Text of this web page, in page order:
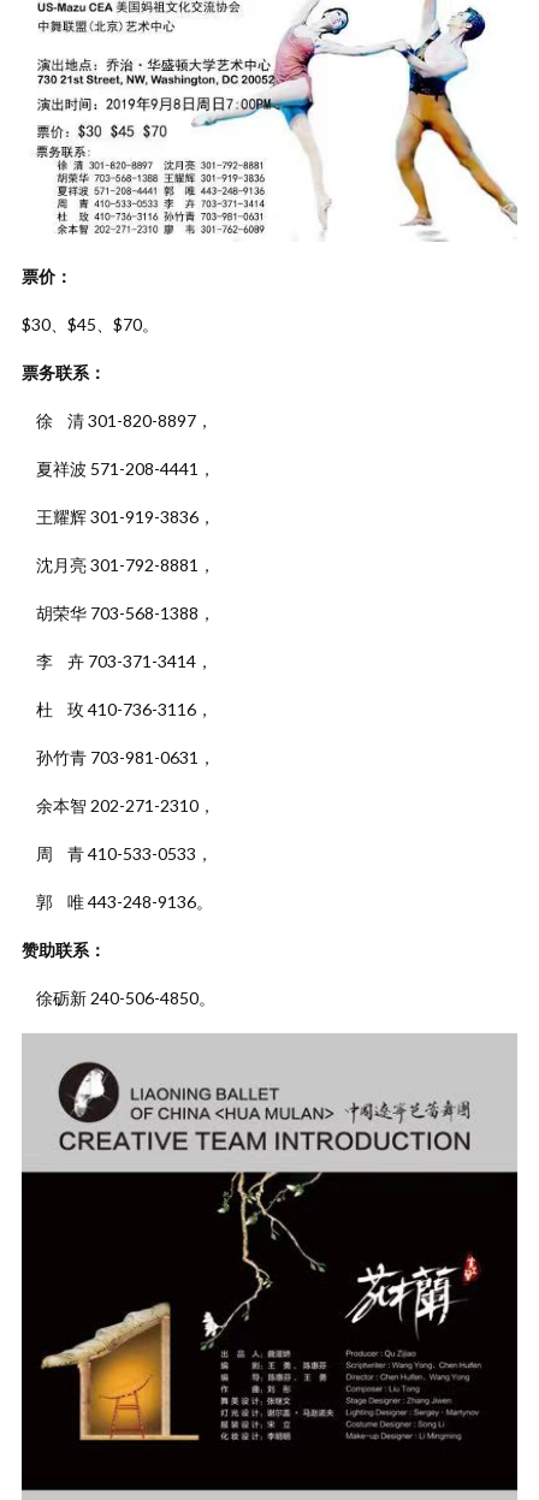
票价：
$30、$45、$70。
票务联系：
徐 清 301-820-8897，
夏祥波 571-208-4441，
王耀辉 301-919-3836，
沈月亮 301-792-8881，
胡荣华 703-568-1388，
李 卉 703-371-3414，
杜 玫 410-736-3116，
孙竹青 703-981-0631，
余本智 202-271-2310，
周 青 410-533-0533，
郭 唯 443-248-9136。
赞助联系：
徐砺新 240-506-4850。